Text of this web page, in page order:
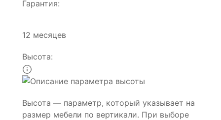
Гарантия:
12 месяцев
Высота:
Высота — параметр, который указывает на
размер мебели по вертикали. При выборе